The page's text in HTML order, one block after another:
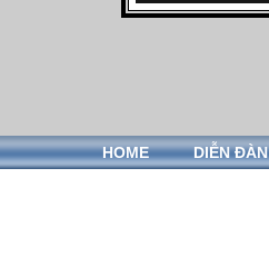
HOME DIỄN ĐÀN